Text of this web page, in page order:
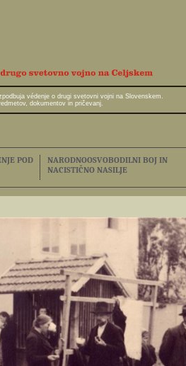
védenje o drugi svetovni vojni na Slovenskem.
dokumentov in pričevanj.
POD
NARODNOOSVOBODILNI BOJ IN
NACISTIČNO NASILJE